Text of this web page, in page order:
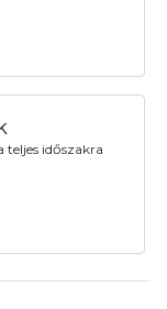
teljes időszakra